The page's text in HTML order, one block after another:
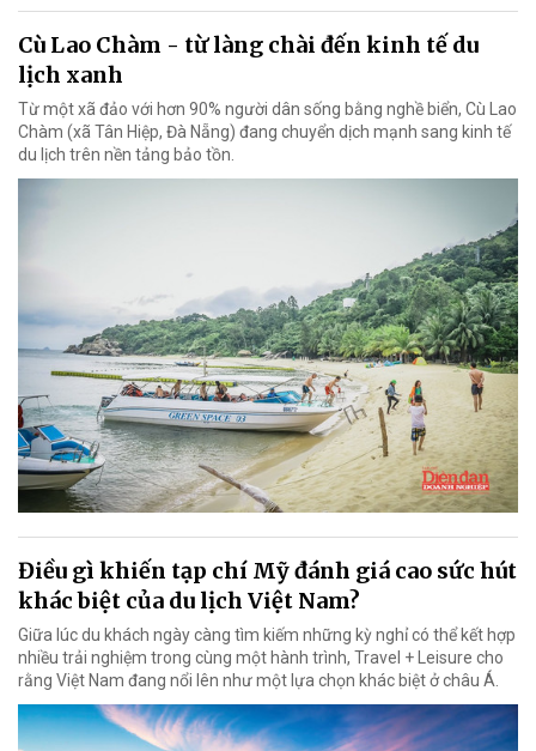
Cù Lao Chàm - từ làng chài đến kinh tế du
lịch xanh
Từ một xã đảo với hơn 90% người dân sống bằng nghề biển, Cù Lao
Chàm (xã Tân Hiệp, Đà Nẵng) đang chuyển dịch mạnh sang kinh tế
du lịch trên nền tảng bảo tồn.
Điều gì khiến tạp chí Mỹ đánh giá cao sức hút
khác biệt của du lịch Việt Nam?
Giữa lúc du khách ngày càng tìm kiếm những kỳ nghỉ có thể kết hợp
nhiều trải nghiệm trong cùng một hành trình, Travel + Leisure cho
rằng Việt Nam đang nổi lên như một lựa chọn khác biệt ở châu Á.